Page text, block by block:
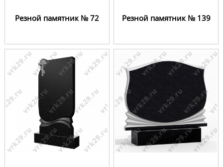
Резной памятник № 72 Резной памятник № 139